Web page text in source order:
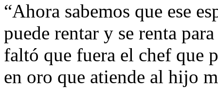
“Ahora sabemos que ese
puede rentar y se renta
faltó que fuera el chef que
en oro que atiende al hijo